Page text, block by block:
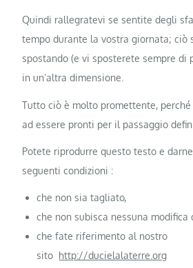
Quindi rallegratevi se sentite degli
tempo durante la vostra giornata; ciò
spostando (e vi sposterete sempre di
in un’altra dimensione.
Tutto ciò è molto promettente,
ad essere pronti per il passaggio
Potete riprodurre questo testo e
seguenti condizioni :
che non sia tagliato,
che non subisca nessuna modifica
che fate riferimento al nostro
sito http://ducielalaterre.org